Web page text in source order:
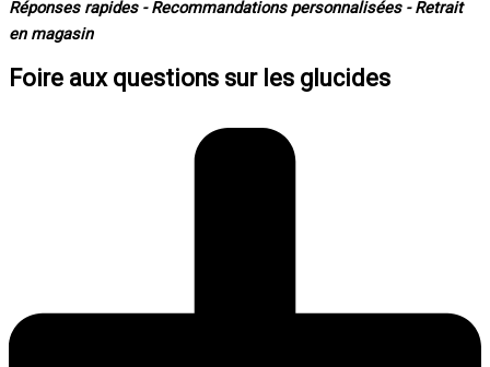
Réponses rapides - Recommandations personnalisées - Retrait
en magasin
Foire aux questions sur les glucides